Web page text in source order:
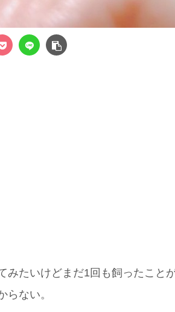
みたいけどまだ1回も飼ったこと
らない。